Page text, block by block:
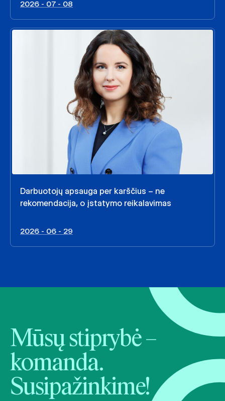
2026 - 07 - 08
Darbuotojų apsauga per karščius – ne
rekomendacija, o įstatymo reikalavimas
2026 - 06 - 29
Mūsų stiprybė –
komanda.
Susipažinkime!